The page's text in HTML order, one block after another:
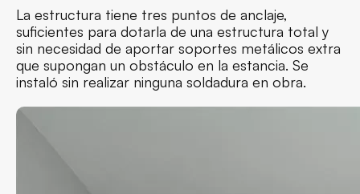
La estructura tiene tres puntos de anclaje,
suficientes para dotarla de una estructura total y
sin necesidad de aportar soportes metálicos extra
que supongan un obstáculo en la estancia. Se
instaló sin realizar ninguna soldadura en obra.